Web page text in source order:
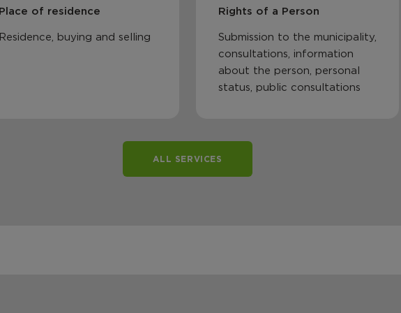
Place of residence
Residence, buying and selling
Rights of a Person
Submission to the municipality,
consultations, information
about the person, personal
status, public consultations
ALL SERVICES